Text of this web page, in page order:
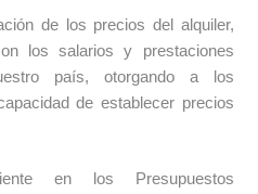
de los precios del alquiler,
los salarios y prestaciones
país, otorgando a los
de establecer precios
en los Presupuestos